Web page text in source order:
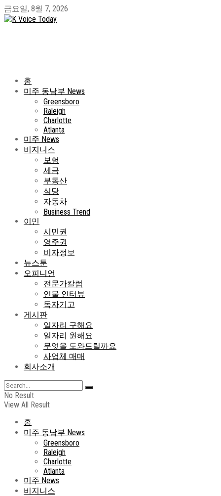
금요일, 8월 7, 2026
홈
미주 동남부 News
Greensboro
Raleigh
Charlotte
Atlanta
미주 News
비지니스
보험
세금
부동산
식당
자동차
Business Trend
이민
시민권
영주권
비자정보
뉴스툰
오피니언
전문가칼럼
인물 인터뷰
독자기고
게시판
일자리 구해요
일자리 원해요
무엇을 도와드릴까요
사업체 매매
회사소개
No Result
View All Result
홈
미주 동남부 News
Greensboro
Raleigh
Charlotte
Atlanta
미주 News
비지니스